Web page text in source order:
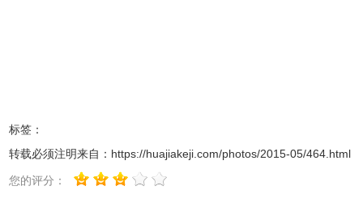
标签：
转载必须注明来自： https://huajiakeji.com/photos/2015-05/464.html
您的评分：